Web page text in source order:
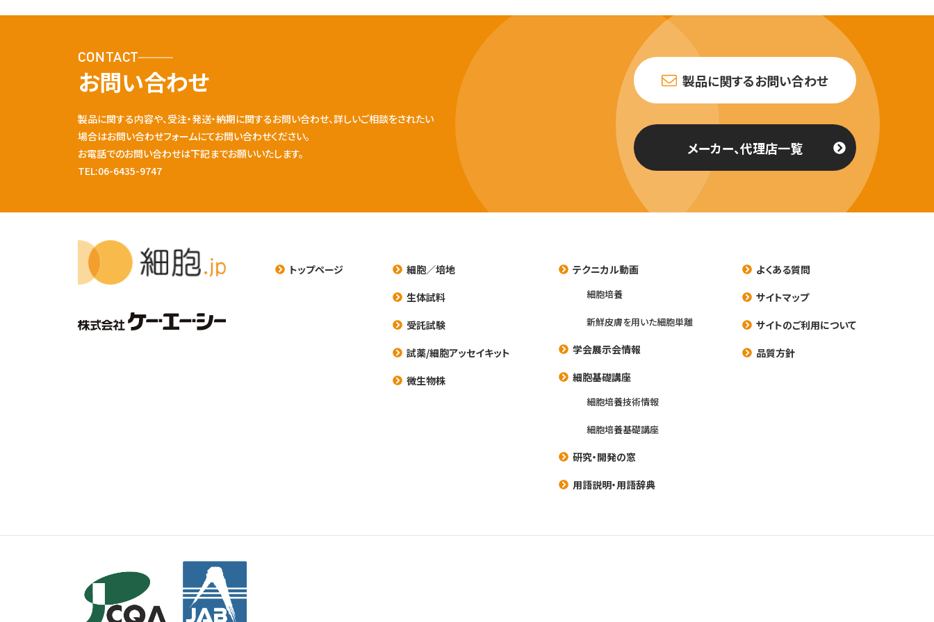
CONTACT
お問い合わせ
製品に関する内容や、受注・発送・納期に関するお問い合わせ、詳しいご相談をされたい
場合はお問い合わせフォームにてお問い合わせください。
お電話でのお問い合わせは下記までお願いいたします。
TEL:06-6435-9747
製品に関するお問い合わせ
メーカー、代理店一覧
トップページ
細胞／培地
生体試料
受託試験
試薬/細胞アッセイキット
微生物株
テクニカル動画
細胞培養
新鮮皮膚を用いた細胞単離
学会展示会情報
細胞基礎講座
細胞培養技術情報
細胞培養基礎講座
研究・開発の窓
用語説明・用語辞典
よくある質問
サイトマップ
サイトのご利用について
品質方針